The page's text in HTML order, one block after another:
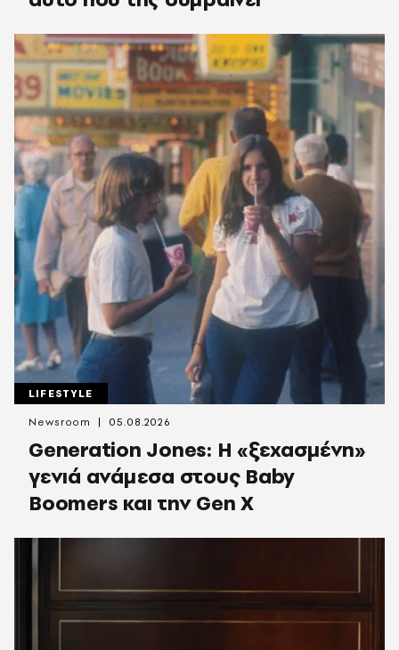
LIFESTYLE
Generation Jones: Η «ξεχασμένη»
γενιά ανάμεσα στους Baby
Boomers και την Gen X
Newsroom 05.08.2026